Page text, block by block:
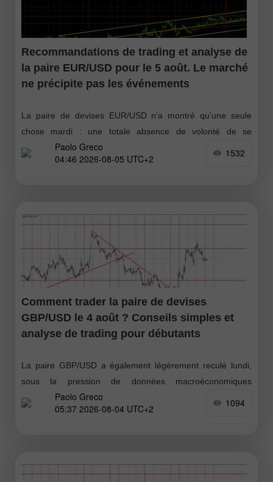
Recommandations de trading et analyse de
la paire EUR/USD pour le 5 août. Le marché
ne précipite pas les événements
La paire de devises EUR/USD n’a montré qu’une seule
chose mardi : une totale absence de volonté de se
déplacer dans un sens comme dans l’autre. En fin de
Paolo Greco
04:46 2026-08-05 UTC+2
1532
Comment trader la paire de devises
GBP/USD le 4 août ? Conseils simples et
analyse de trading pour débutants
La paire GBP/USD a également légèrement reculé lundi,
sous la pression de données macroéconomiques
américaines positives et d’un besoin technique de
correction. Le seul rapport important de la journée –
Paolo Greco
05:37 2026-08-04 UTC+2
1094